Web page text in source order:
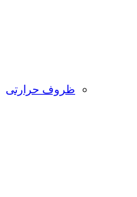
ظروف حرارتی